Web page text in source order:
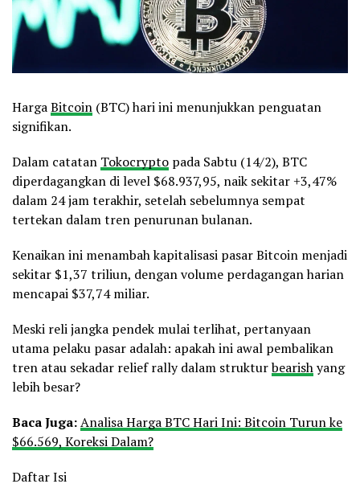
HargaBitcoin (BTC) hari ini menunjukkan penguatan
signifikan.
Dalam catatan Tokocrypto pada Sabtu (14/2), BTC
diperdagangkan di level $68.937,95, naik sekitar +3,47%
dalam 24 jam terakhir, setelah sebelumnya sempat
tertekan dalam tren penurunan bulanan.
Kenaikan ini menambah kapitalisasi pasar Bitcoin menjadi
sekitar $1,37 triliun, dengan volume perdagangan harian
mencapai $37,74 miliar.
Meski reli jangka pendek mulai terlihat, pertanyaan
utama pelaku pasar adalah: apakah ini awal pembalikan
tren atau sekadar relief rally dalam strukturbearishyang
lebih besar?
Baca Juga:Analisa Harga BTC Hari Ini: Bitcoin Turun ke
$66.569, Koreksi Dalam?
Daftar Isi